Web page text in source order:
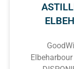
Elbeharbour